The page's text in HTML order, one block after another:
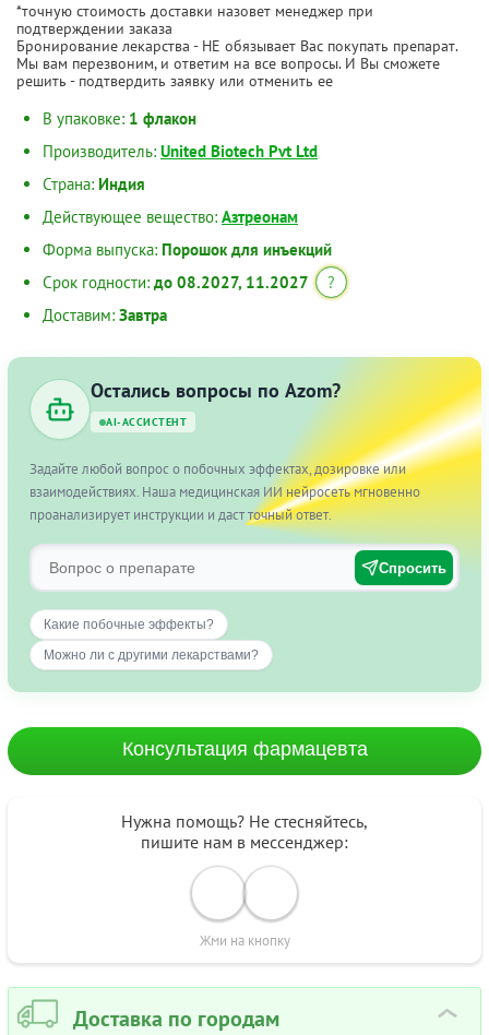
*точную стоимость доставки назовет менеджер при
подтверждении заказа
Бронирование лекарства - НЕ обязывает Вас покупать препарат.
Мы вам перезвоним, и ответим на все вопросы. И Вы сможете
решить - подтвердить заявку или отменить ее
В упаковке: 1 флакон
Производитель: United Biotech Pvt Ltd
Страна: Индия
Действующее вещество: Азтреонам
Форма выпуска: Порошок для инъекций
Срок годности: до 08.2027, 11.2027
?
Доставим: Завтра
Остались вопросы по Azom?
AI-АССИСТЕНТ
Задайте любой вопрос о побочных эффектах, дозировке или
взаимодействиях. Наша медицинская ИИ нейросеть мгновенно
проанализирует инструкции и даст точный ответ.
Спросить
Какие побочные эффекты?
Можно ли с другими лекарствами?
Консультация фармацевта
Нужна помощь? Не стесняйтесь,
пишите нам в мессенджер:
Жми на кнопку
Доставка по городам ›